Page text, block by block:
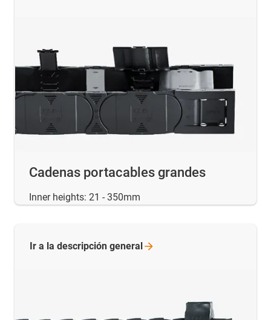
Cadenas portacables grandes
Inner heights: 21 - 350mm
Ir a la descripción general